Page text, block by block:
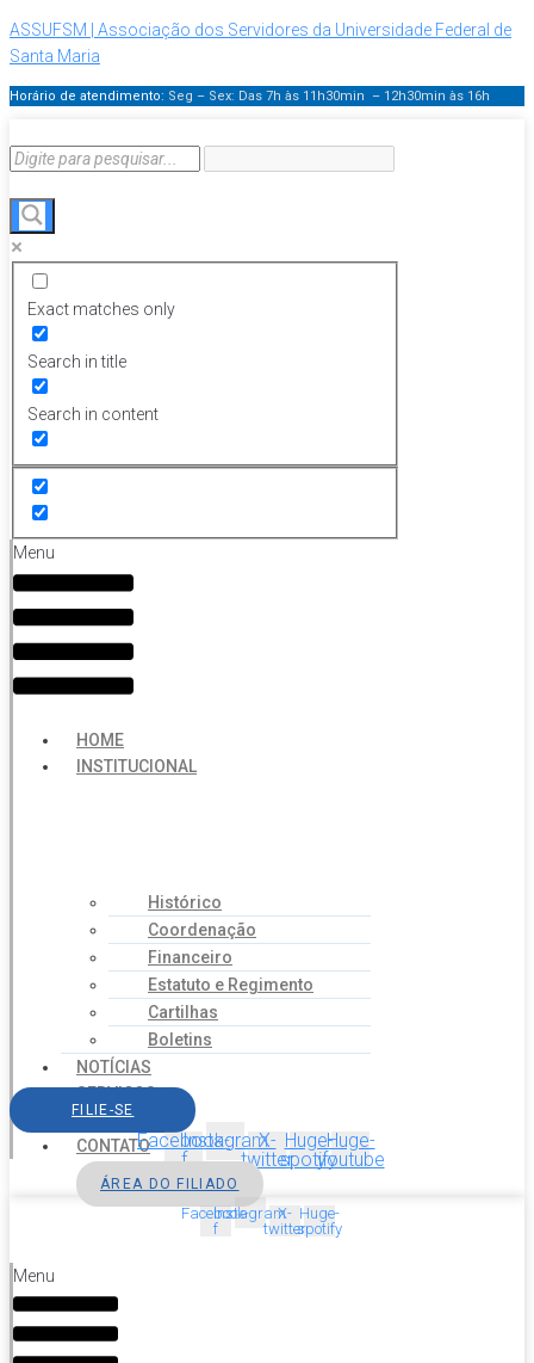
ASSUFSM | Associação dos Servidores da Universidade Federal de
Santa Maria
Horário de atendimento: Seg – Sex: Das 7h às 11h30min – 12h30min às 16h
Exact matches only
Search in title
Search in content
Menu
HOME
INSTITUCIONAL
Histórico
Coordenação
Financeiro
Estatuto e Regimento
Cartilhas
Boletins
NOTÍCIAS
SERVIÇOS
AGENDA
CONTATO
FILIE-SE
Facebook-
f
InstagramX-
twitter
Huge-
spotify
Huge-
youtube
ÁREA DO FILIADO
Facebook-
f
InstagramX-
twitter
Huge-
spotify
Menu